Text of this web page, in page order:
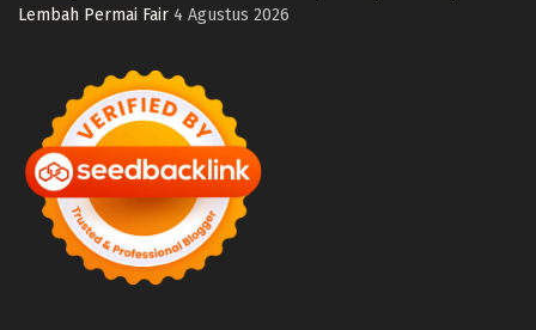
Lembah Permai Fair 4 Agustus 2026